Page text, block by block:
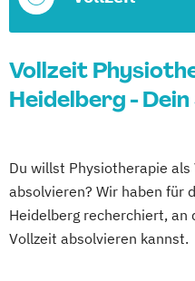
Vollzeit
Heidelberg -
Du willst Physiotherapie
absolvieren? Wir haben für
Heidelberg recherchiert, an
Vollzeit absolvieren kannst.